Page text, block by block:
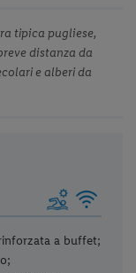
tipica pugliese,
distanza da
e alberi da
a buffet;